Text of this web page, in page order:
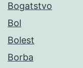
Bogatstvo
Bol
Bolest
Borba